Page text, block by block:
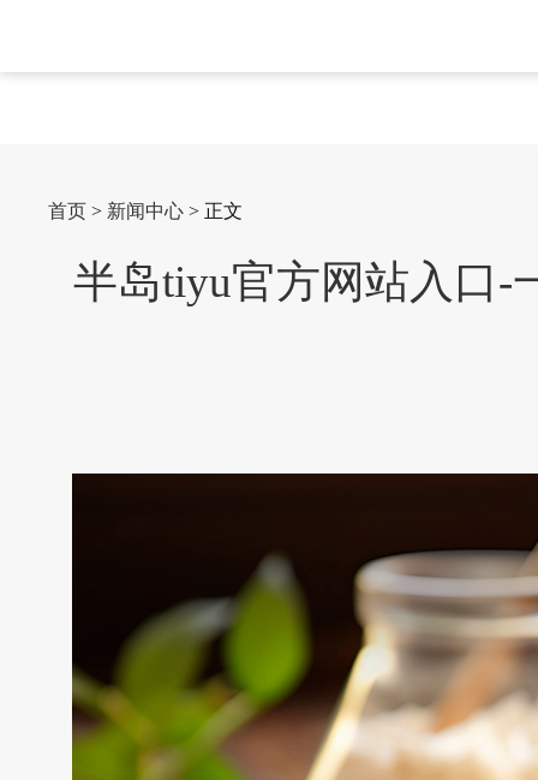
首页 > 新闻中心 > 正文
半岛tiyu官方网站入口-